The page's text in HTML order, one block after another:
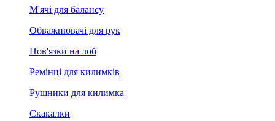
М'ячі для балансу
Обважнювачі для рук
Пов'язки на лоб
Ремінці для килимків
Рушники для килимка
Скакалки